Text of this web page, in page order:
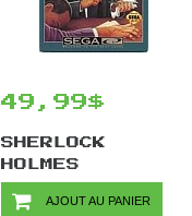
49,99$
SHERLOCK
HOLMES
CONSULTING
DETECTIVE
AJOUT AU PANIER